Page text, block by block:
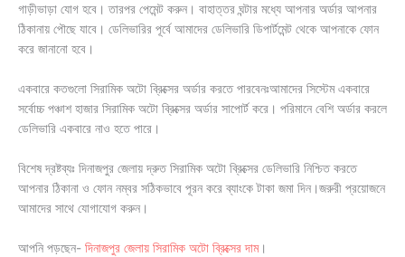
গাড়ীভাড়া যোগ হবে। তারপর পেমেন্ট করুন। বাহাত্তর ঘন্টার মধ্যে আপনার অর্ডার আপনার
ঠিকানায় পৌছে যাবে। ডেলিভারির পূর্বে আমাদের ডেলিভারি ডিপার্টমেন্ট থেকে আপনাকে ফোন
করে জানানো হবে।
একবারে কতগুলো সিরামিক অটো ব্রিক্সের অর্ডার করতে পারবেনঃআমাদের সিস্টেম একবারে
সর্বোচ্চ পঞ্চাশ হাজার সিরামিক অটো ব্রিক্সের অর্ডার সাপোর্ট করে। পরিমানে বেশি অর্ডার করলে
ডেলিভারি একবারে নাও হতে পারে।
বিশেষ দ্রষ্টব্যঃ দিনাজপুর জেলায় দ্রুত সিরামিক অটো ব্রিক্সের ডেলিভারি নিশ্চিত করতে
আপনার ঠিকানা ও ফোন নম্বর সঠিকভাবে পূরন করে ব্যাংকে টাকা জমা দিন।জরুরী প্রয়োজনে
আমাদের সাথে যোগাযোগ করুন।
আপনি পড়ছেন- দিনাজপুর জেলায় সিরামিক অটো ব্রিক্সের দাম।